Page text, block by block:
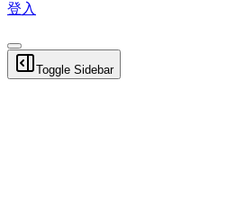
登入
Toggle Sidebar